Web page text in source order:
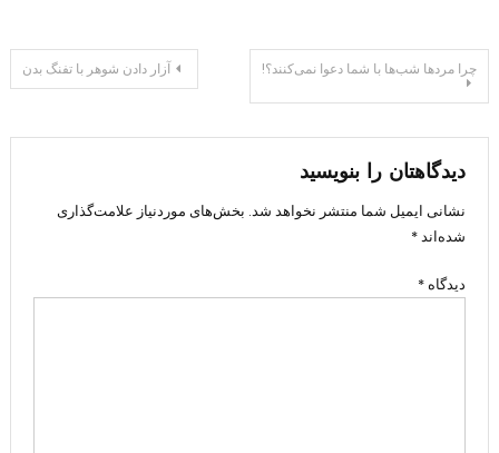
راهبری
آزار دادن شوهر با تفنگ بدن چرا مردها شب‌ها با شما دعوا نمی‌کنند؟!
دیدگاهتان را بنویسید
نشانی ایمیل شما منتشر نخواهد شد. بخش‌های موردنیاز علامت‌گذاری
شده‌اند*
دیدگاه *